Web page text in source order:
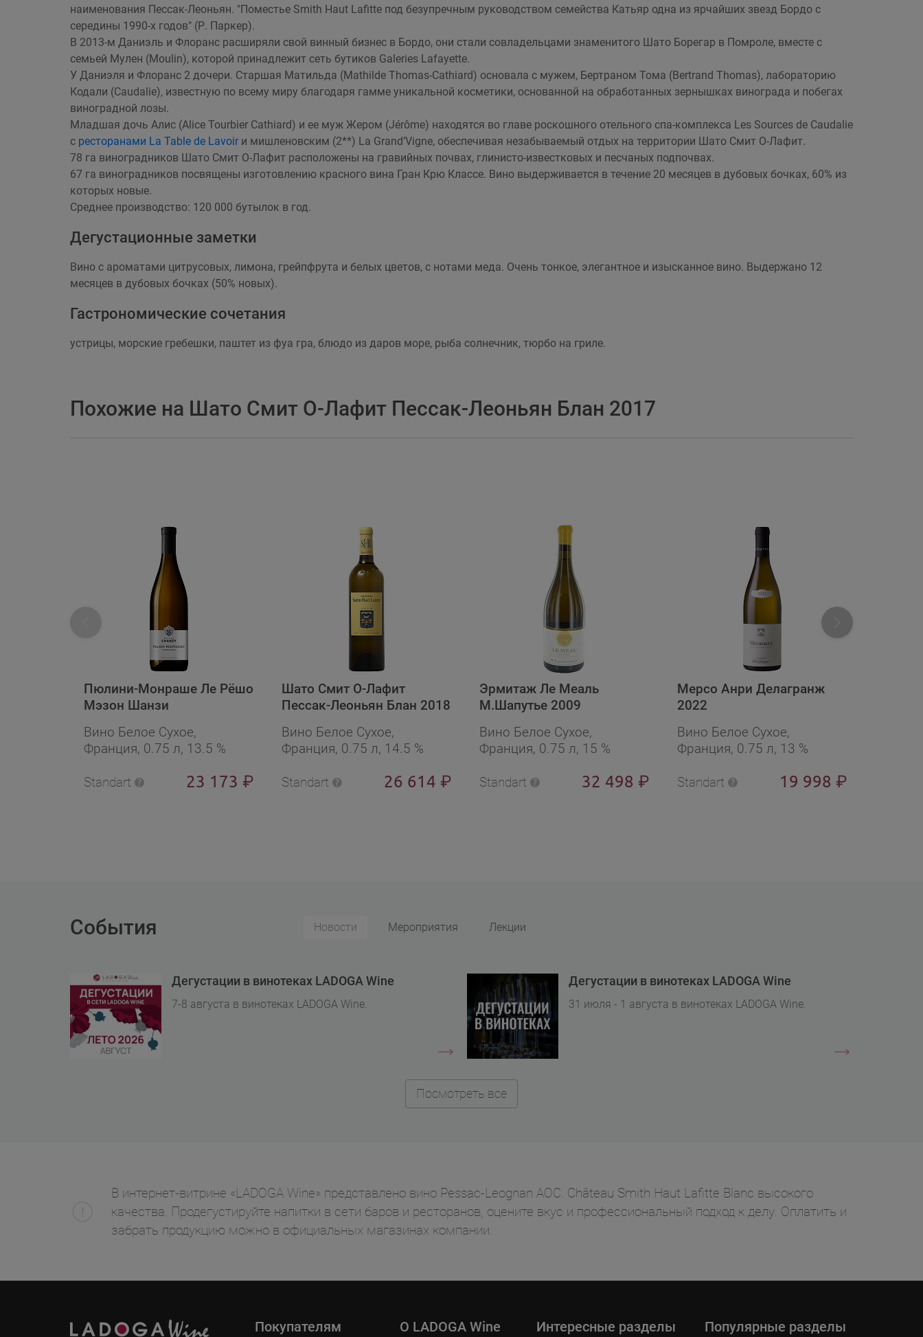
наименования Пессак-Леоньян. "Поместье Smith Haut Lafitte под безупречным руководством семейства Катьяр одна из ярчайших звезд Бордо с
середины 1990-х годов" (Р. Паркер).
В 2013-м Даниэль и Флоранс расширяли свой винный бизнес в Бордо, они стали совладельцами знаменитого Шато Борегар в Помроле, вместе с
семьей Мулен (Moulin), которой принадлежит сеть бутиков Galeries Lafayette.
У Даниэля и Флоранс 2 дочери. Старшая Матильда (Mathilde Thomas-Cathiard) основала с мужем, Бертраном Тома (Bertrand Thomas), лабораторию
Кодали (Caudalie), известную по всему миру благодаря гамме уникальной косметики, основанной на обработанных зернышках винограда и побегах
виноградной лозы.
Младшая дочь Алис (Alice Tourbier Cathiard) и ее муж Жером (Jérôme) находятся во главе роскошного отельного спа-комплекса Les Sources de Caudalie
с ресторанами La Table de Lavoir и мишленовским (2**) La Grand’Vigne, обеспечивая незабываемый отдых на территории Шато Смит О-Лафит.
78 га виноградников Шато Смит О-Лафит расположены на гравийных почвах, глинисто-известковых и песчаных подпочвах.
67 га виноградников посвящены изготовлению красного вина Гран Крю Классе. Вино выдерживается в течение 20 месяцев в дубовых бочках, 60% из
которых новые.
Среднее производство: 120 000 бутылок в год.
Дегустационные заметки
Вино с ароматами цитрусовых, лимона, грейпфрута и белых цветов, с нотами меда. Очень тонкое, элегантное и изысканное вино. Выдержано 12
месяцев в дубовых бочках (50% новых).
Гастрономические сочетания
устрицы, морские гребешки, паштет из фуа гра, блюдо из даров море, рыба солнечник, тюрбо на гриле.
Похожие на Шато Смит О-Лафит Пессак-Леоньян Блан 2017
Пюлини-Монраше Ле Рёшо
Мэзон Шанзи
Вино Белое Сухое,
Франция, 0.75 л, 13.5 %
Standart 23 173 ₽
Шато Смит О-Лафит
Пессак-Леоньян Блан 2018
Вино Белое Сухое,
Франция, 0.75 л, 14.5 %
Standart 26 614 ₽
Эрмитаж Ле Меаль
М.Шапутье 2009
Вино Белое Сухое,
Франция, 0.75 л, 15 %
Standart 32 498 ₽
Мерсо Анри Делагранж
2022
Вино Белое Сухое,
Франция, 0.75 л, 13 %
Standart 19 998 ₽
События Новости Мероприятия Лекции
Дегустации в винотеках LADOGA Wine
7-8 августа в винотеках LADOGA Wine.
Дегустации в винотеках LADOGA Wine
31 июля - 1 августа в винотеках LADOGA Wine.
Посмотреть все
В интернет-витрине «LADOGA Wine» представлено вино Pessac-Leognan AOC. Château Smith Haut Lafitte Blanc высокого
качества. Продегустируйте напитки в сети баров и ресторанов, оцените вкус и профессиональный подход к делу. Оплатить и
забрать продукцию можно в официальных магазинах компании.
Покупателям O LADOGA Wine Интересные разделы Популярные разделы